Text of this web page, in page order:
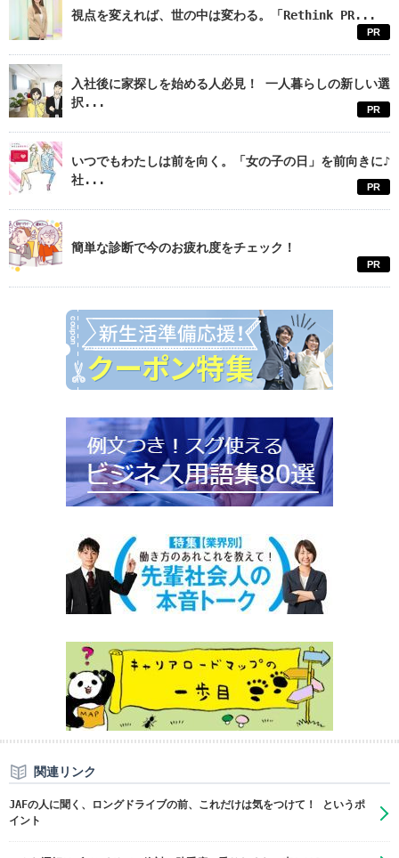
視点を変えれば、世の中は変わる。「Rethink PR...
PR
入社後に家探しを始める人必見！ 一人暮らしの新しい選
択...
PR
いつでもわたしは前を向く。「女の子の日」を前向きに♪
社...
PR
簡単な診断で今のお疲れ度をチェック！
PR
関連リンク
JAFの人に聞く、ロングドライブの前、これだけは気をつけて！ というポ
イント